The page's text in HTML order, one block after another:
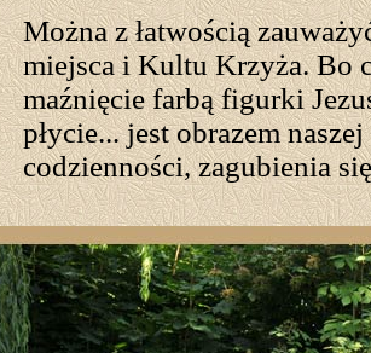
Można z łatwością
miejsca i Kultu Krzyża. Bo
maźnięcie farbą figurki
płycie... jest obrazem
codzienności, zagubienia